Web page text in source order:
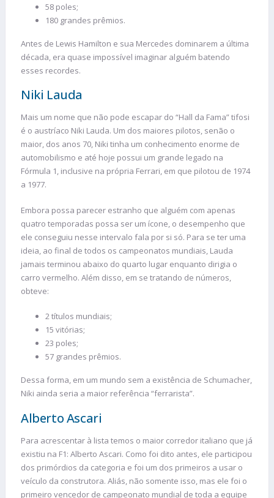
58 poles;
180 grandes prêmios.
Antes de Lewis Hamilton e sua Mercedes dominarem a última
década, era quase impossível imaginar alguém batendo
esses recordes.
Niki Lauda
Mais um nome que não pode escapar do “Hall da Fama” tifosi
é o austríaco Niki Lauda. Um dos maiores pilotos, senão o
maior, dos anos 70, Niki tinha um conhecimento enorme de
automobilismo e até hoje possui um grande legado na
Fórmula 1, inclusive na própria Ferrari, em que pilotou de 1974
a 1977.
Embora possa parecer estranho que alguém com apenas
quatro temporadas possa ser um ícone, o desempenho que
ele conseguiu nesse intervalo fala por si só. Para se ter uma
ideia, ao final de todos os campeonatos mundiais, Lauda
jamais terminou abaixo do quarto lugar enquanto dirigia o
carro vermelho. Além disso, em se tratando de números,
obteve:
2 títulos mundiais;
15 vitórias;
23 poles;
57 grandes prêmios.
Dessa forma, em um mundo sem a existência de Schumacher,
Niki ainda seria a maior referência “ferrarista”.
Alberto Ascari
Para acrescentar à lista temos o maior corredor italiano que já
existiu na F1: Alberto Ascari. Como foi dito antes, ele participou
dos primórdios da categoria e foi um dos primeiros a usar o
veículo da construtora. Aliás, não somente isso, mas ele foi o
primeiro vencedor de campeonato mundial de toda a equipe